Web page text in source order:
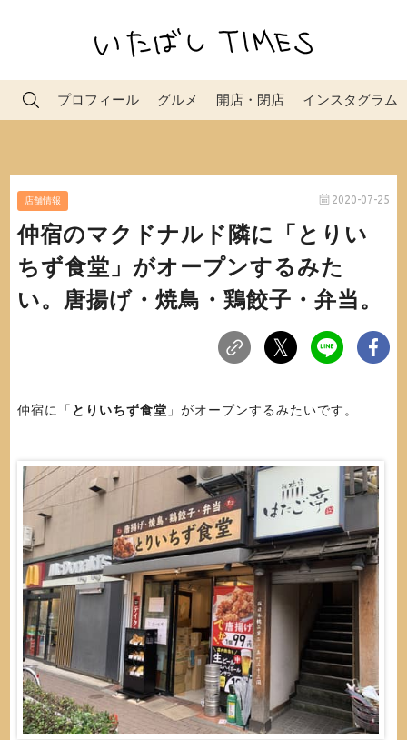
プロフィール グルメ 開店・閉店 インスタグラム
店舗情報 2020-07-25
仲宿のマクドナルド隣に「とりい
ちず食堂」がオープンするみた
い。唐揚げ・焼鳥・鶏餃子・弁当。
仲宿に「 とりいちず食堂 」がオープンするみたいです。